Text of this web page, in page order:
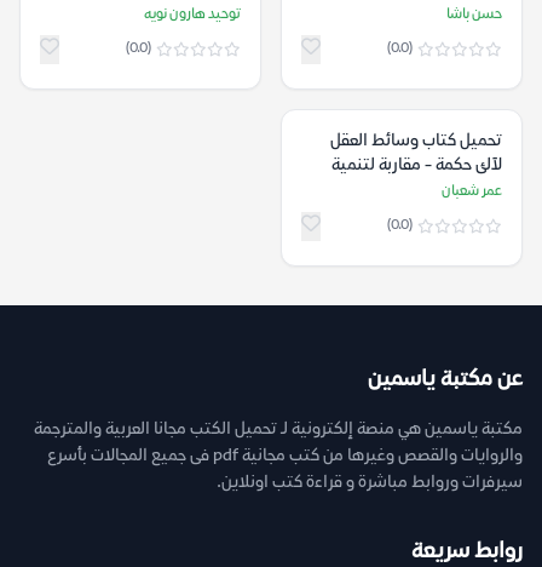
حسن باشا
(0.0)
توحيد هارون نويه
(0.0)
تحميل كتاب وسائط العقل
لآلئ حكمة - مقاربة لتنمية
الذات pdf
عمر شعبان
(0.0)
عن مكتبة ياسمين
مكتبة ياسمين هي منصة إلكترونية لـ تحميل الكتب مجانا العربية والمترجمة
والروايات والقصص وغيرها من كتب مجانية pdf فى جميع المجالات بأسرع
سيرفرات وروابط مباشرة و قراءة كتب اونلاين.
روابط سريعة